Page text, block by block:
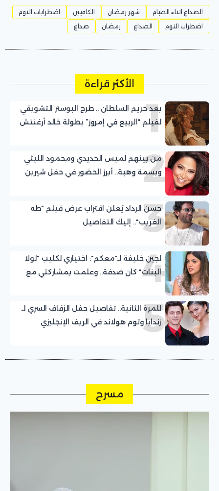
الصداع اثناء الصيام شهر رمضان الكافيين
اضطرابات النوم
اضطراب النوم
الصداع رمضان صداع
الأكثر قراءة
1
بعد حريم السلطان .. طرح البوستر التشويقي
لفيلم “الربيع في إمروز” بطولة خالد أرغنتش
2
من بينهم لميس الحديدي ومحمود الليثي
وبسمة وهبة.. أبرز الحضور في حفل شيرين
3
حسن الرداد يُعلن اقتراب عرض فيلم "طه
الغريب".. إليك التفاصيل
4
لجين خليفة لـ"معكم": اختياري لكليب "لولا
البنات" كان صدفة.. وعلمت بمشاركتي مع
5
للمرة الثانية.. تفاصيل حفل الزفاف السري لـ
زندايا وتوم هولاند في الريف الإنجليزي
مسرح